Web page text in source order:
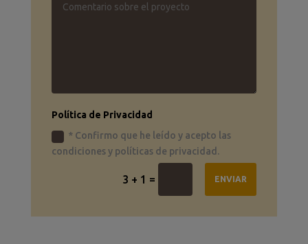
Política de Privacidad
* Confirmo que he leído y acepto las
condiciones y políticas de privacidad.
3 + 1 = ENVIAR